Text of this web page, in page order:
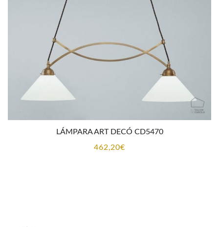
LÁMPARA ART DECÓ CD5470
462,20€